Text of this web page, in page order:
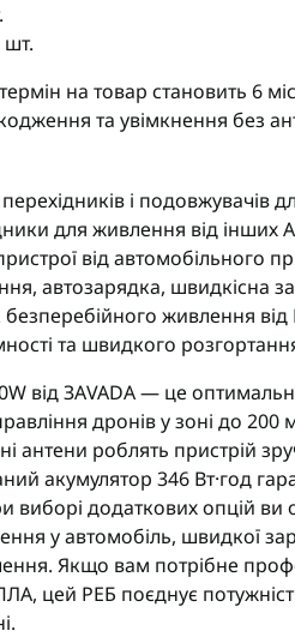
шт.
на товар становить 6
та увімкнення без
і подовжувачів
для живлення від інших
від автомобільного
автозарядка, швидкісна
живлення від
та швидкого
від ЗАVADA — це
дронів у зоні до 200
антени роблять пристрій
акумулятор 346 Вт·год
виборі додаткових опцій ви
у автомобіль, швидкої
Якщо вам потрібне
цей РЕБ поєднує